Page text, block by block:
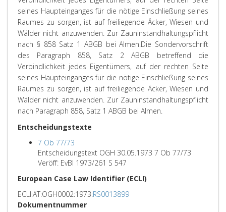
seines Haupteinganges für die nötige Einschließung seines
Raumes zu sorgen, ist auf freiliegende Äcker, Wiesen und
Wälder nicht anzuwenden. Zur Zauninstandhaltungspflicht
nach § 858 Satz 1 ABGB bei Almen.Die Sondervorschrift
des Paragraph 858, Satz 2 ABGB betreffend die
Verbindlichkeit jedes Eigentümers, auf der rechten Seite
seines Haupteinganges für die nötige Einschließung seines
Raumes zu sorgen, ist auf freiliegende Äcker, Wiesen und
Wälder nicht anzuwenden. Zur Zauninstandhaltungspflicht
nach Paragraph 858, Satz 1 ABGB bei Almen.
Entscheidungstexte
7 Ob 77/73
Entscheidungstext OGH 30.05.1973 7 Ob 77/73
Veröff: EvBl 1973/261 S 547
European Case Law Identifier (ECLI)
ECLI:AT:OGH0002:1973:RS0013899
Dokumentnummer